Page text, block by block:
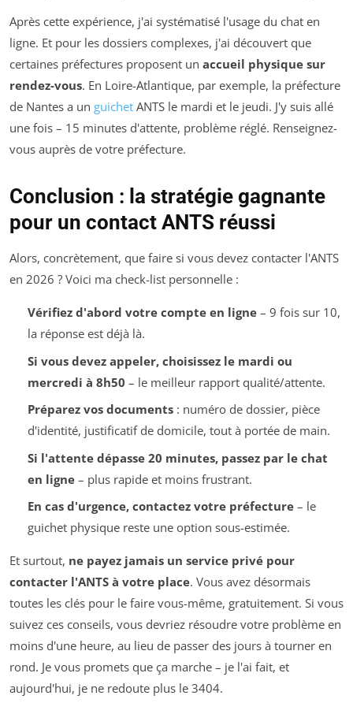
Après cette expérience, j'ai systématisé l'usage du chat en
ligne. Et pour les dossiers complexes, j'ai découvert que
certaines préfectures proposent un accueil physique sur
rendez-vous. En Loire-Atlantique, par exemple, la préfecture
de Nantes a un guichet ANTS le mardi et le jeudi. J'y suis allé
une fois – 15 minutes d'attente, problème réglé. Renseignez-
vous auprès de votre préfecture.
Conclusion : la stratégie gagnante
pour un contact ANTS réussi
Alors, concrètement, que faire si vous devez contacter l'ANTS
en 2026 ? Voici ma check-list personnelle :
Vérifiez d'abord votre compte en ligne– 9 fois sur 10,
la réponse est déjà là.
Si vous devez appeler, choisissez le mardi ou
mercredi à 8h50 – le meilleur rapport qualité/attente.
Préparez vos documents: numéro de dossier, pièce
d'identité, justificatif de domicile, tout à portée de main.
Si l'attente dépasse 20 minutes, passez par le chat
en ligne– plus rapide et moins frustrant.
En cas d'urgence, contactez votre préfecture– le
guichet physique reste une option sous-estimée.
Et surtout, ne payez jamais un service privé pour
contacter l'ANTS à votre place. Vous avez désormais
toutes les clés pour le faire vous-même, gratuitement. Si vous
suivez ces conseils, vous devriez résoudre votre problème en
moins d'une heure, au lieu de passer des jours à tourner en
rond. Je vous promets que ça marche – je l'ai fait, et
aujourd'hui, je ne redoute plus le 3404.